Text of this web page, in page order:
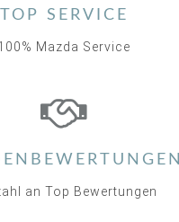
TOP SERVICE
Mazda Service
an Top Bewertungen